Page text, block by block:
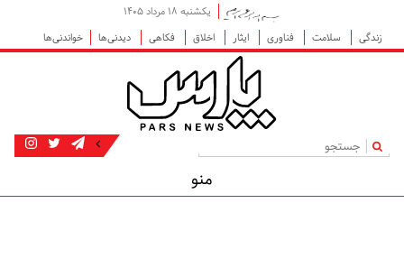
یکشنبه ۱۸ مرداد ۱۴۰۵
زندگی
سلامت فناوری ایثار اخلاق فکاهی دیدنی‌ها خواندنی‌ها
|
منو